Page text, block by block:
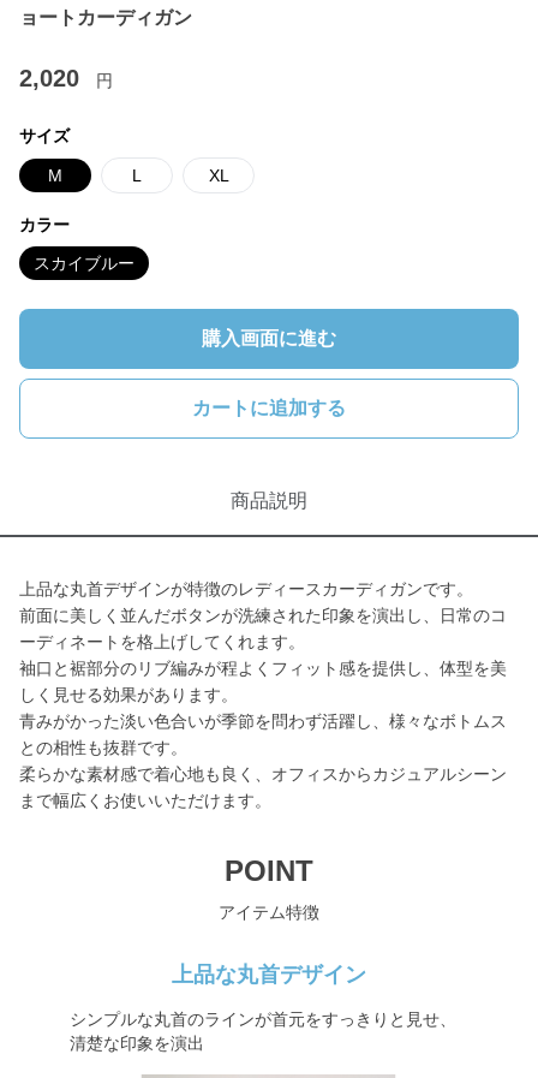
ョートカーディガン
2,020 円
サイズ
M L XL
カラー
スカイブルー
購入画面に進む
カートに追加する
商品説明
上品な丸首デザインが特徴のレディースカーディガンです。
前面に美しく並んだボタンが洗練された印象を演出し、日常のコ
ーディネートを格上げしてくれます。
袖口と裾部分のリブ編みが程よくフィット感を提供し、体型を美
しく見せる効果があります。
青みがかった淡い色合いが季節を問わず活躍し、様々なボトムス
との相性も抜群です。
柔らかな素材感で着心地も良く、オフィスからカジュアルシーン
まで幅広くお使いいただけます。
POINT
アイテム特徴
上品な丸首デザイン
シンプルな丸首のラインが首元をすっきりと見せ、
清楚な印象を演出